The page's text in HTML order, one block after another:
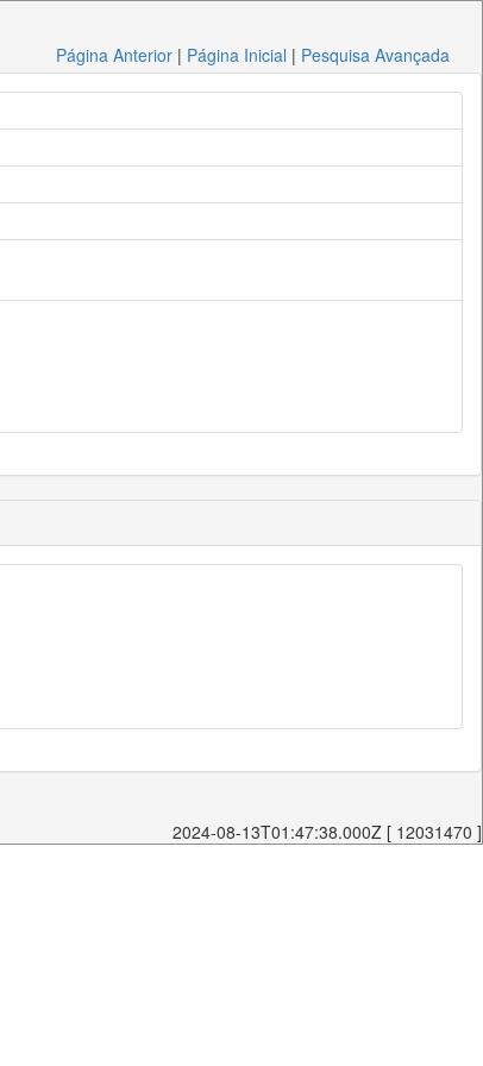
Página Anterior | Página Inicial | Pesquisa Avançada
2024-08-13T01:47:38.000Z [ 12031470 ]